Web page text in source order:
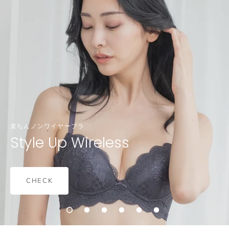
楽ちんノンワイヤーブラ
Style Up Wireless
CHECK